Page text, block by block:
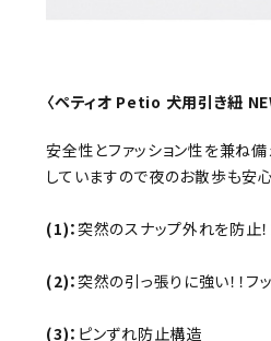
〈ペティオ Petio 犬用引き紐
安全性とファッション性を兼ね
していますので夜のお散歩も安心
(1)：突然のスナップ外れを防止
(2)：突然の引っ張りに強い！！フ
(3)： ピンずれ防止構造